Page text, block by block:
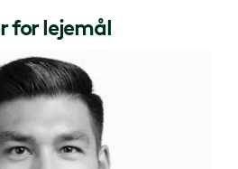
for lejemål